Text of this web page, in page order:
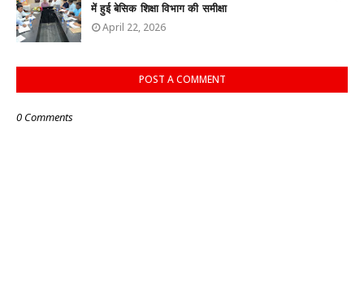
में हुई बेसिक शिक्षा विभाग की समीक्षा
April 22, 2026
POST A COMMENT
0 Comments